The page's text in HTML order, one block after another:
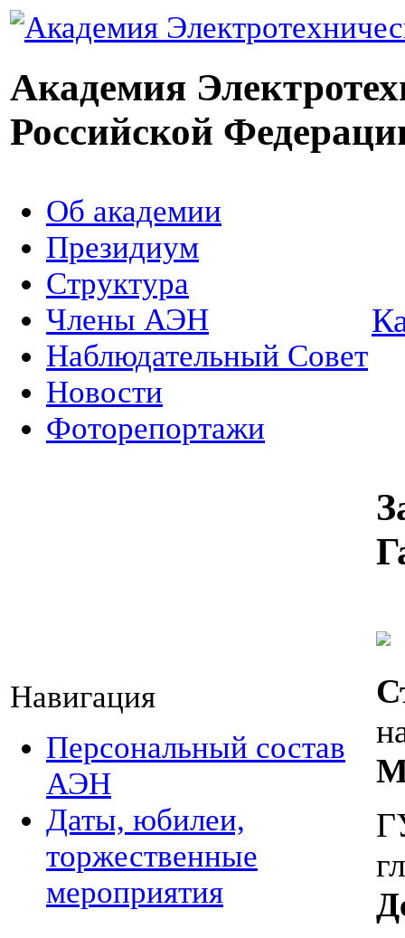
Академия
Российской
Об академии
Президиум
Структура
Члены АЭН
Наблюдательный Совет
Новости
Фоторепортажи
Навигация
Персональный состав
АЭН
Даты, юбилеи,
торжественные
мероприятия